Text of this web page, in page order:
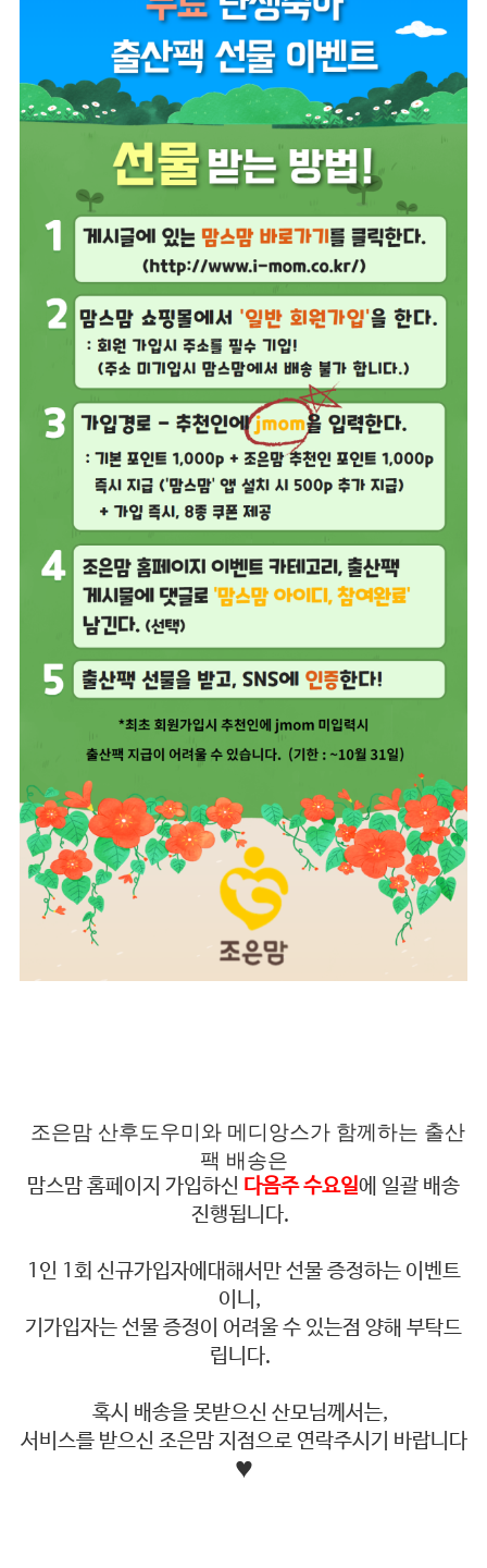
조은맘 산후도우미와 메디앙스가 함께하는 출산
팩 배송은
맘스맘 홈페이지 가입하신 다음주 수요일에 일괄 배송
진행됩니다.
1인 1회 신규가입자에대해서만 선물 증정하는 이벤트
이니,
기가입자는 선물 증정이 어려울 수 있는점 양해 부탁드
립니다.
혹시 배송을 못받으신 산모님께서는,
서비스를 받으신 조은맘 지점으로 연락주시기 바랍니다
♥